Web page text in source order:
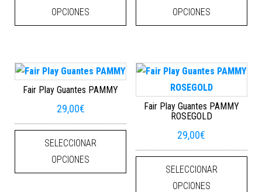
OPCIONES
OPCIONES
Fair Play Guantes PAMMY
29,00€
SELECCIONAR
OPCIONES
Este producto tiene múltiples
Fair Play Guantes PAMMY
ROSEGOLD
29,00€
SELECCIONAR
OPCIONES